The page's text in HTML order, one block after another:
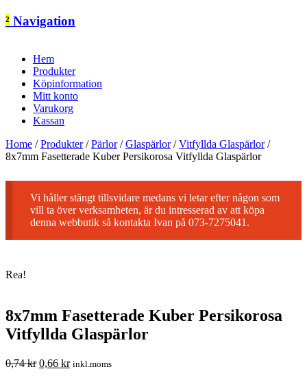
² Navigation
Hem
Produkter
Köpinformation
Mitt konto
Varukorg
Kassan
Home / Produkter / Pärlor / Glaspärlor / Vitfyllda Glaspärlor /
8x7mm Fasetterade Kuber Persikorosa Vitfyllda Glaspärlor
Vi håller stängt tillsvidare medans vi letar efter någon som
vill ta över verksamheten, är du intresserad av att köpa
denna webbutik så kontakta Ivan på 073-7275041.
Rea!
8x7mm Fasetterade Kuber Persikorosa
Vitfyllda Glaspärlor
0,74kr 0,66 kr inkl.moms